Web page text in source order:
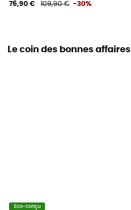
76,90 € 109,90 € -30%
Le coin des bonnes affaires
Eco-conçu